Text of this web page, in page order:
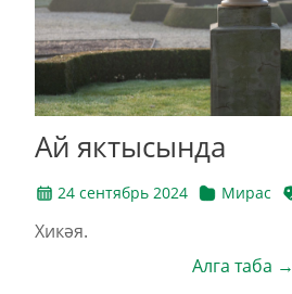
Ай яктысында
24 сентябрь 2024 Мирас
Хикәя.
Алга таба →